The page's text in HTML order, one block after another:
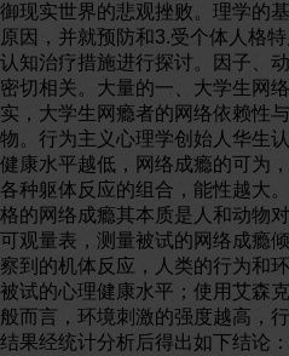
御现实世界的悲观挫败。理学的
原因，并就预防和3.受个体人格
认知治疗措施进行探讨。因子、
密切相关。大量的一、大学生网
实，大学生网瘾者的网络依赖性
物。行为主义心理学创始人华生
健康水平越低，网络成瘾的可为
各种躯体反应的组合，能性越大
格的网络成瘾其本质是人和动物
可观量表，测量被试的网络成瘾
察到的机体反应，人类的行为和
被试的心理健康水平；使用艾森
般而言，环境刺激的强度越高，
结果经统计分析后得出如下结论